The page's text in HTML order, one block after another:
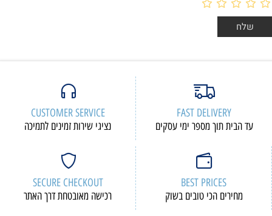
FAST DELIVERY
עד הבית תוך מספר ימי עסקים
CUSTOMER SERVICE
נציגי שירות זמינים לתמיכה
BEST PRICES
מחירים הכי טובים בשוק
SECURE CHECKOUT
רכישה מאובטחת דרך האתר